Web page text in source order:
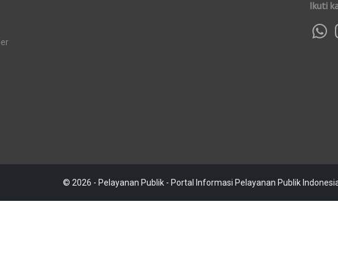
Ikuti
© 2026 - Pelayanan Publik - Portal Informasi Pelayanan Publik